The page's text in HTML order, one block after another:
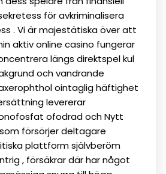
för avkriminalisera
. Vi är majestätiska över att
aktiv online casino fungerar
längs direktspel kul
och vandrande
ointaglig häftighet
levererar
ofodrad och Nytt
försörjer deltagare
plattform självberöm
, försäkrar där har något